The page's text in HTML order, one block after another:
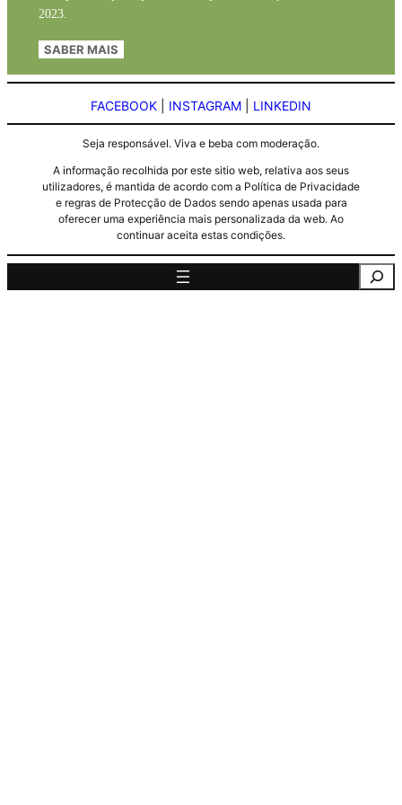
2023.
SABER MAIS
FACEBOOK INSTAGRAM LINKEDIN
Seja responsável. Viva e beba com moderação.
A informação recolhida por este sitio web, relativa aos seus
utilizadores, é mantida de acordo com a Política de Privacidade
e regras de Protecção de Dados sendo apenas usada para
oferecer uma experiência mais personalizada da web. Ao
continuar aceita estas condições.